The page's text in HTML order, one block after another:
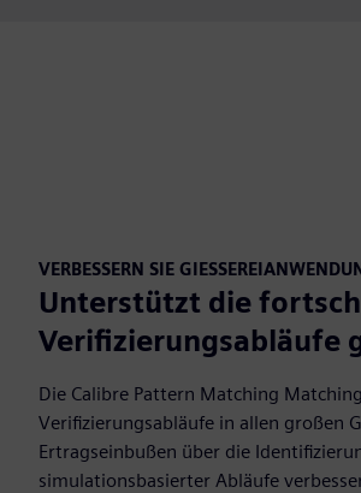
VERBESSERN SIE
Unterstützt die
Verifizierungsabläufe
Die Calibre Pattern Matching
Verifizierungsabläufe in allen großen
Ertragseinbußen über die
simulationsbasierter Abläufe